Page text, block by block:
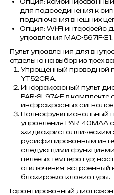
Опция:
для подсоединения к
подключения внешних
Опция: Wi-Fi интерфейс
управления MAC-567IF-E1.
Пульт управления для
отдельно на выбор из трёх
Упрощённый проводной
YT52CRA.
Инфракрасный пульт
PAR-SL97A-E в
инфракрасных сигналов
Полнофункциональный
управления PAR-40MAA
жидкокристаллическим
русифицированным
следующими
целевых температур;
отключения; встроенный
блокировка клавиатуры.
Гарантированный